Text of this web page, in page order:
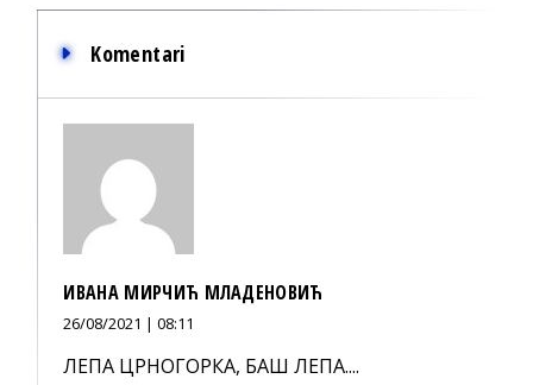
Komentari
ИВАНА МИРЧИЋ МЛАДЕНОВИЋ
26/08/2021 | 08:11
ЛЕПА ЦРНОГОРКА, БАШ ЛЕПА....